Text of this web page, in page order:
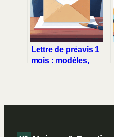
Lettre de préavis 1
mois : modèles,